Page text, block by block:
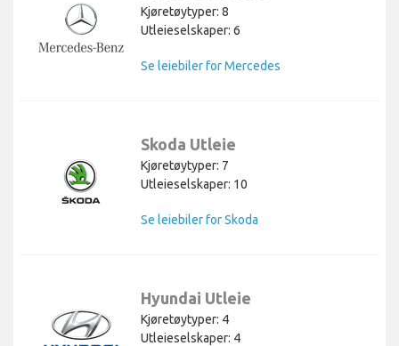
Kjøretøytyper: 8
Utleieselskaper: 6
Se leiebiler for Mercedes
Skoda Utleie
Kjøretøytyper: 7
Utleieselskaper: 10
Se leiebiler for Skoda
Hyundai Utleie
Kjøretøytyper: 4
Utleieselskaper: 4